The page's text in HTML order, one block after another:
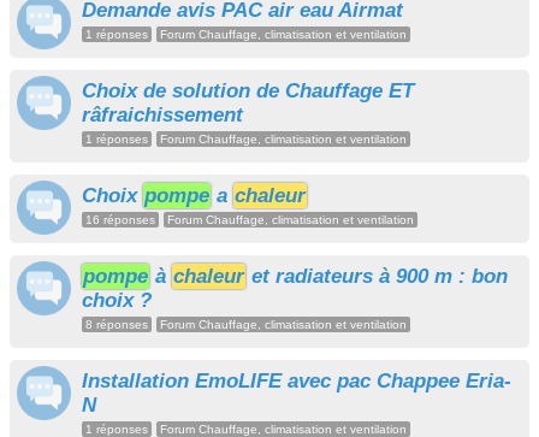
Demande avis PAC air eau Airmat
1 réponses Forum Chauffage, climatisation et ventilation
Choix de solution de Chauffage ET
râfraichissement
1 réponses Forum Chauffage, climatisation et ventilation
Choix pompe a chaleur
16 réponses Forum Chauffage, climatisation et ventilation
pompe à chaleur et radiateurs à 900 m : bon
choix ?
8 réponses Forum Chauffage, climatisation et ventilation
Installation EmoLIFE avec pac Chappee Eria-
N
1 réponses Forum Chauffage, climatisation et ventilation